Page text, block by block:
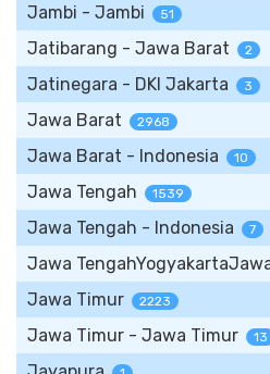
Jambi - Jambi 51
Jatibarang - Jawa Barat 2
Jatinegara - DKI Jakarta 3
Jawa Barat 2968
Jawa Barat - Indonesia 10
Jawa Tengah 1539
Jawa Tengah - Indonesia 7
Jawa
Jawa Timur 2223
Jawa Timur - Jawa Timur 13